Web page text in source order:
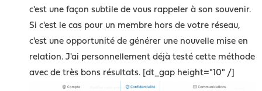
c'est une façon subtile de vous rappeler à son souvenir.
Si c'est le cas pour un membre hors de votre réseau,
c'est une opportunité de générer une nouvelle mise en
relation. J'ai personnellement déjà testé cette méthode
avec de très bons résultats. [dt_gap height="10" /]